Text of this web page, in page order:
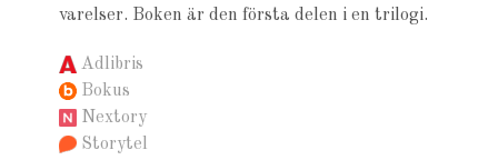
varelser. Boken är den första delen i en trilogi.
Adlibris
Bokus
Nextory
Storytel